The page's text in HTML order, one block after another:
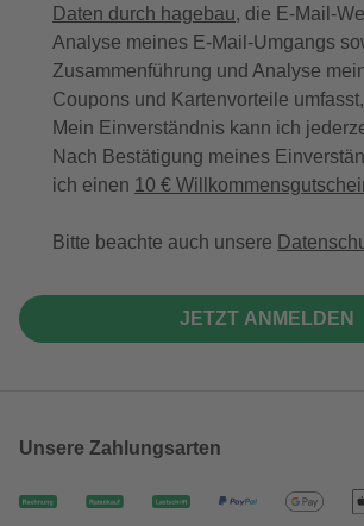
Daten durch hagebau, die E-Mail-
Analyse meines E-Mail-Umgangs
Zusammenführung und Analyse
Coupons und Kartenvorteile
Mein Einverständnis kann ich
Nach Bestätigung meines
ich einen 10 €
Bitte beachte auch unsere
JETZT ANMELDEN
Unsere Zahlungsarten